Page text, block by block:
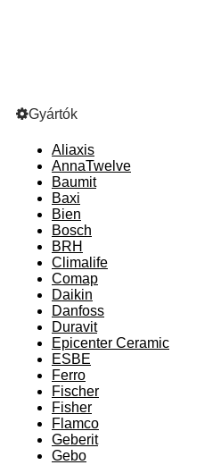
Gyártók
Aliaxis
AnnaTwelve
Baumit
Baxi
Bien
Bosch
BRH
Climalife
Comap
Daikin
Danfoss
Duravit
Epicenter Ceramic
ESBE
Ferro
Fischer
Fisher
Flamco
Geberit
Gebo